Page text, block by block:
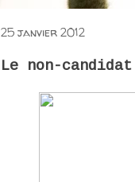
25 janvier 2012
Le non-